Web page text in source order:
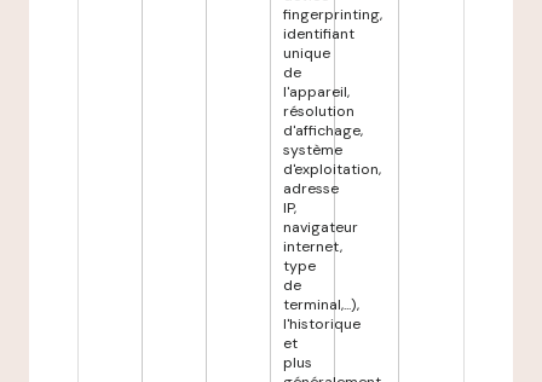
fingerprinting,
identifiant
unique
de
l'appareil,
résolution
d'affichage,
système
d'exploitation,
adresse
IP,
navigateur
internet,
type
de
terminal,...),
l'historique
et
plus